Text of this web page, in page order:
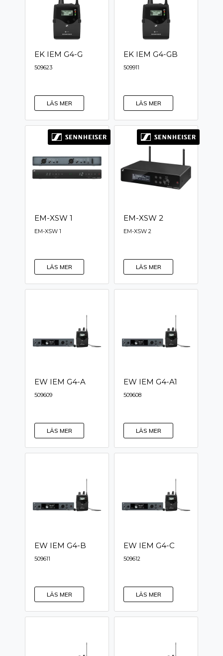
EK IEM G4-G
509623
LÄS MER
EK IEM G4-GB
509911
LÄS MER
EM-XSW 1
EM-XSW 1
LÄS MER
EM-XSW 2
EM-XSW 2
LÄS MER
EW IEM G4-A
509609
LÄS MER
EW IEM G4-A1
509608
LÄS MER
EW IEM G4-B
509611
LÄS MER
EW IEM G4-C
509612
LÄS MER